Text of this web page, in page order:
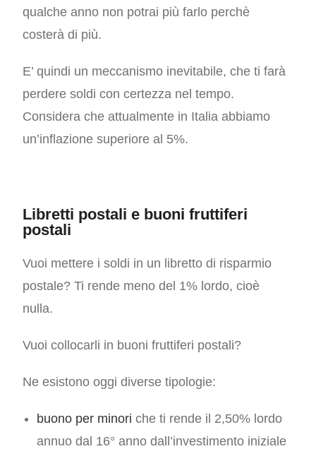
qualche anno non potrai più farlo perchè
costerà di più.
E’ quindi un meccanismo inevitabile, che ti farà
perdere soldi con certezza nel tempo.
Considera che attualmente in Italia abbiamo
un’inflazione superiore al 5%.
Libretti postali e buoni fruttiferi
postali
Vuoi mettere i soldi in un libretto di risparmio
postale? Ti rende meno del 1% lordo, cioè
nulla.
Vuoi collocarli in buoni fruttiferi postali?
Ne esistono oggi diverse tipologie:
buono per minori che ti rende il 2,50% lordo
annuo dal 16° anno dall’investimento iniziale